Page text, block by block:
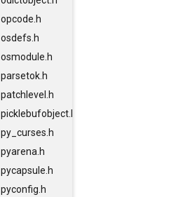
opcode.h
osdefs.h
osmodule.h
parsetok.h
patchlevel.h
picklebufobject.h
py_curses.h
pyarena.h
pycapsule.h
pyconfig.h